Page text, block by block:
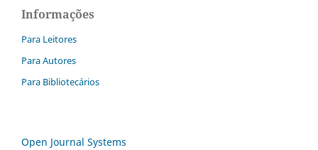
Informações
Para Leitores
Para Autores
Para Bibliotecários
Open Journal Systems